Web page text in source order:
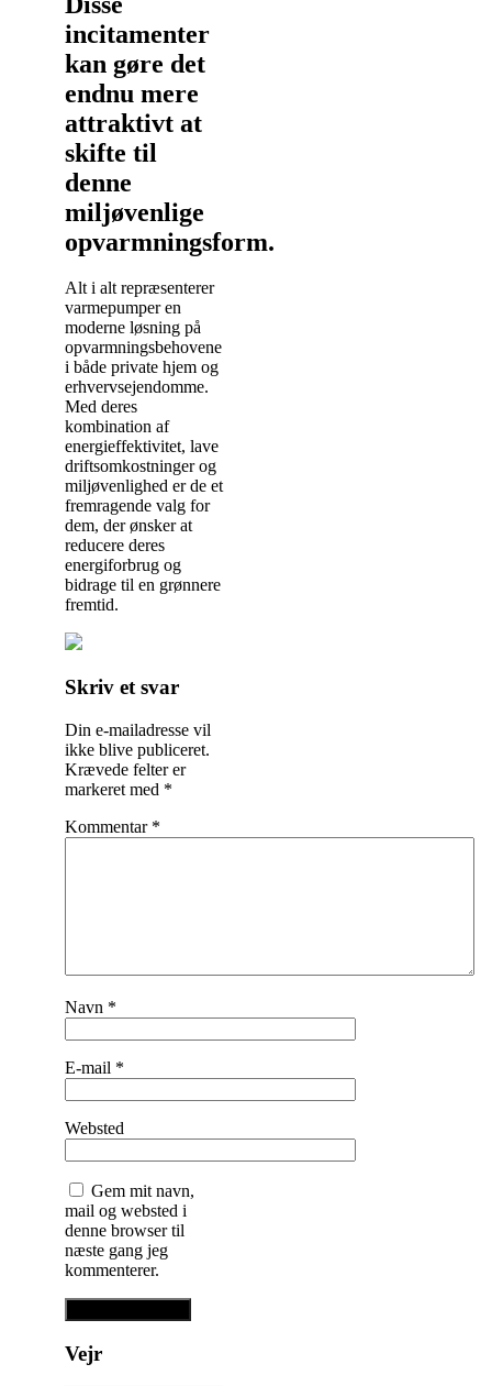
incitamenter
kan gøre det
endnu mere
attraktivt at
skifte til
denne
miljøvenlige
opvarmningsform.
Alt i alt repræsenterer
varmepumper en
moderne løsning på
opvarmningsbehovene
i både private hjem og
erhvervsejendomme.
Med deres
kombination af
energieffektivitet, lave
driftsomkostninger og
miljøvenlighed er de et
fremragende valg for
dem, der ønsker at
reducere deres
energiforbrug og
bidrage til en grønnere
fremtid.
Indlægsnavigation
Skriv et svar
Din e-mailadresse vil
ikke blive publiceret.
Krævede felter er
markeret med *
Kommentar *
Navn *
E-mail *
Websted
Gem mit navn,
mail og websted i
denne browser til
næste gang jeg
kommenterer.
Vejr